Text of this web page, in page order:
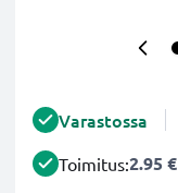
Varastossa
Toimitus:2.95 €